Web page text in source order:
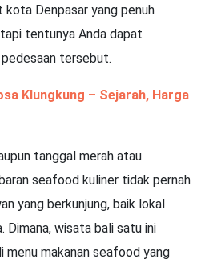
kota Denpasar yang penuh
tentunya Anda dapat
tersebut.
Klungkung – Sejarah, Harga
tanggal merah atau
seafood kuliner tidak pernah
yang berkunjung, baik lokal
Dimana, wisata bali satu ini
menu makanan seafood yang